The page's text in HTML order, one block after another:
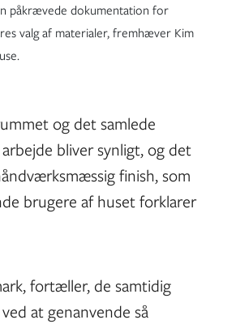
påkrævede dokumentation for
valg af materialer, fremhæver Kim
og det samlede
bliver synligt, og det
finish, som
brugere af huset forklarer
fortæller, de samtidig
at genanvende så